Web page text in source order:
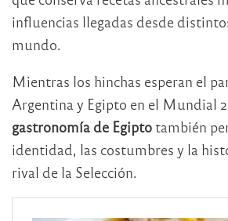
influencias llegadas desde
mundo.
Mientras los hinchas esperan el
Argentina y Egipto en el Mundial
gastronomía de Egipto también
identidad, las costumbres y la
rival de la Selección.